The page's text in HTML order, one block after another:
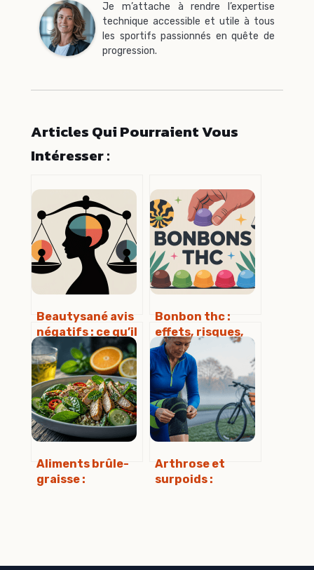
Je m’attache à rendre l’expertise
technique accessible et utile à tous
les sportifs passionnés en quête de
progression.
Articles Qui Pourraient Vous
Intéresser :
Beautysané avis
négatifs : ce qu’il
faut vraiment
savoir avant
d’acheter
Bonbon thc :
effets, risques,
dosage et cadre
légal en france
Aliments brûle-
graisse :
Arthrose et
surpoids :